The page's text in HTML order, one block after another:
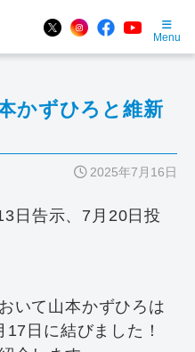
Menu
かずひろと維新
2025年7月16日
日告示、7月20日投
いて山本かずひろは
日に結びました！